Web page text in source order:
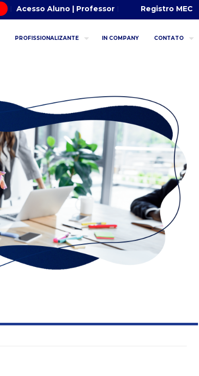
Acesso Aluno | Professor Registro MEC
PROFISSIONALIZANTE IN COMPANY CONTATO